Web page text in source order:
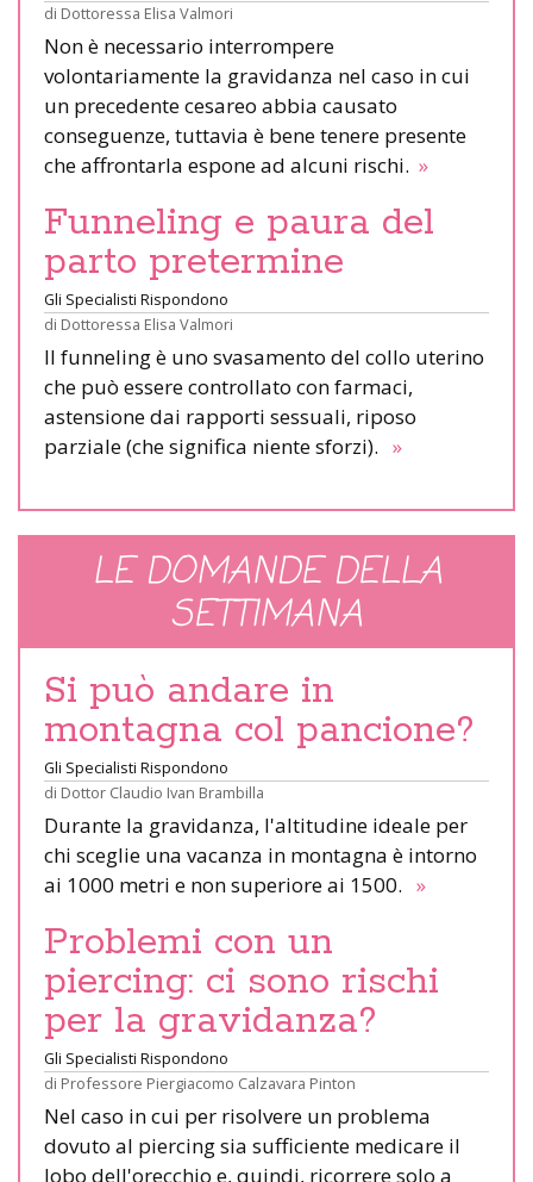
di Dottoressa Elisa Valmori
Non è necessario interrompere
volontariamente la gravidanza nel caso in cui
un precedente cesareo abbia causato
conseguenze, tuttavia è bene tenere presente
che affrontarla espone ad alcuni rischi. »
Funneling e paura del
parto pretermine
Gli Specialisti Rispondono
di Dottoressa Elisa Valmori
Il funneling è uno svasamento del collo uterino
che può essere controllato con farmaci,
astensione dai rapporti sessuali, riposo
parziale (che significa niente sforzi). »
LE DOMANDE DELLA
SETTIMANA
Si può andare in
montagna col pancione?
Gli Specialisti Rispondono
di Dottor Claudio Ivan Brambilla
Durante la gravidanza, l'altitudine ideale per
chi sceglie una vacanza in montagna è intorno
ai 1000 metri e non superiore ai 1500. »
Problemi con un
piercing: ci sono rischi
per la gravidanza?
Gli Specialisti Rispondono
di Professore Piergiacomo Calzavara Pinton
Nel caso in cui per risolvere un problema
dovuto al piercing sia sufficiente medicare il
lobo dell'orecchio e, quindi, ricorrere solo a